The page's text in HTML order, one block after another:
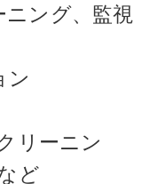
ング、監視
ン
リーニン
ど